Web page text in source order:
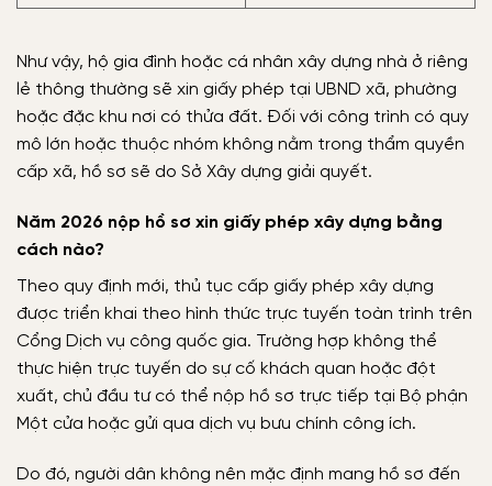
Như vậy, hộ gia đình hoặc cá nhân xây dựng nhà ở riêng
lẻ thông thường sẽ xin giấy phép tại UBND xã, phường
hoặc đặc khu nơi có thửa đất. Đối với công trình có quy
mô lớn hoặc thuộc nhóm không nằm trong thẩm quyền
cấp xã, hồ sơ sẽ do Sở Xây dựng giải quyết.
Năm 2026 nộp hồ sơ xin giấy phép xây dựng bằng
cách nào?
Theo quy định mới, thủ tục cấp giấy phép xây dựng
được triển khai theo hình thức trực tuyến toàn trình trên
Cổng Dịch vụ công quốc gia. Trường hợp không thể
thực hiện trực tuyến do sự cố khách quan hoặc đột
xuất, chủ đầu tư có thể nộp hồ sơ trực tiếp tại Bộ phận
Một cửa hoặc gửi qua dịch vụ bưu chính công ích.
Do đó, người dân không nên mặc định mang hồ sơ đến